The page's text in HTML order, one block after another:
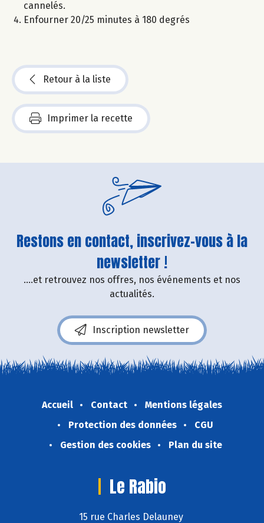
cannelés.
Enfourner 20/25 minutes à 180 degrés
Retour à la liste
Imprimer la recette
Restons en contact, inscrivez-vous à la
newsletter !
....et retrouvez nos offres, nos événements et nos
actualités.
Inscription newsletter
Accueil Contact
Mentions légales
Protection des données
CGU
Gestion des cookies
Plan du site
Le Rabio
15 rue Charles Delauney